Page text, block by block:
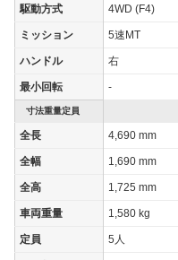
駆動方式 4WD (F4)
ミッション 5速MT
ハンドル 右
最小回転 -
寸法重量定員
全長 4,690 mm
全幅 1,690 mm
全高 1,725 mm
車両重量 1,580 kg
定員 5人